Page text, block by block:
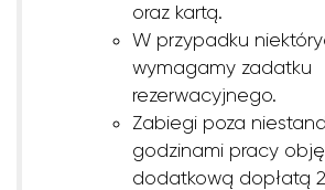
oraz kartą.
W przypadku
wymagamy zadatku
rezerwacyjnego.
Zabiegi poza
godzinami pracy
dodatkową dopłatą